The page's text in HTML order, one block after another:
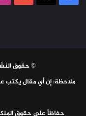
© حقوق النشر 2026، جميع الحقوق
ملاحظة: إن أي مقال يكتب على
حفاظاً على حقوق